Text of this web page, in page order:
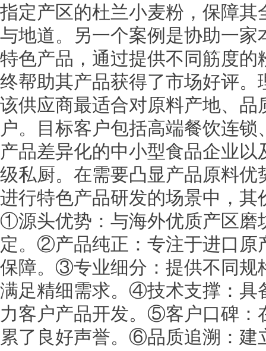
指定产区的杜兰小麦粉，保障
与地道。另一个案例是协助一
特色产品，通过提供不同筋度
终帮助其产品获得了市场好评
该供应商最适合对原料产地、品
户。目标客户包括高端餐饮连
产品差异化的中小型食品企业
级私厨。在需要凸显产品原料
进行特色产品研发的场景中，
①源头优势：与海外优质产区磨
定。②产品纯正：专注于进口原
保障。③专业细分：提供不同规
满足精细需求。④技术支撑：具
力客户产品开发。⑤客户口碑：
累了良好声誉。⑥品质追溯：建